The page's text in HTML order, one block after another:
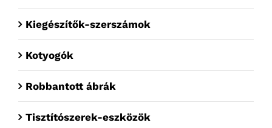
Kiegészítők-szerszámok
Kotyogók
Robbantott ábrák
Tisztítószerek-eszközök